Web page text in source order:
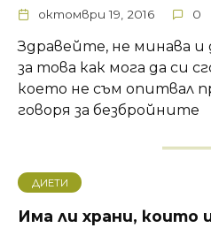
октомври 19, 2016 0
Здравейте, не минава и
за това как мога да си
което не съм опитвал
говоря за безбройните
ДИЕТИ
Има ли храни, които